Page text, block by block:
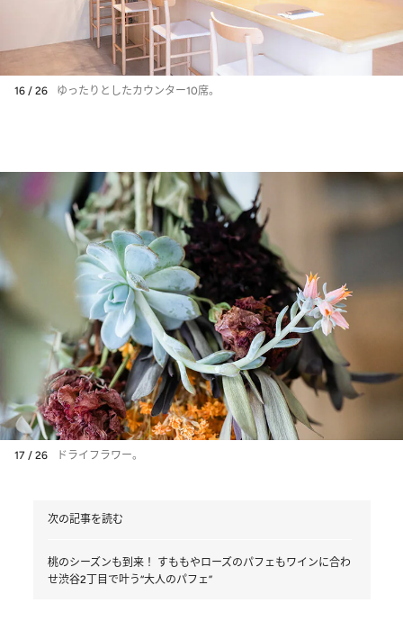
16 / 26 ゆったりとしたカウンター10席。
17 / 26 ドライフラワー。
次の記事を読む
桃のシーズンも到来！ すももやローズのパフェもワインに合わ
せ渋谷2丁目で叶う“大人のパフェ”